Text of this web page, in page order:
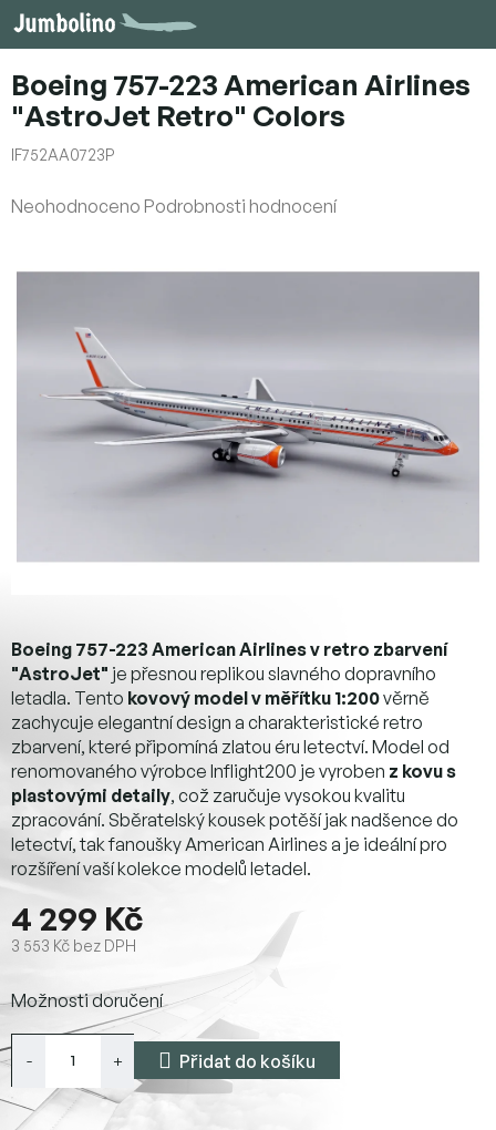
Přejít
na
Boeing 757-223 American Airlines
"AstroJet Retro" Colors
IF752AA0723P
Průměrné
je
hvězdiček.
Neohodnoceno Podrobnosti hodnocení
4 299 Kč
3 553 Kč bez DPH
cena:
Možnosti doručení
Přidat do košíku
Boeing 757-223 American Airlines v retro zbarvení
"AstroJet" je přesnou replikou slavného dopravního
letadla. Tento kovový model v měřítku 1:200věrně
zachycuje elegantní design a charakteristické retro
zbarvení, které připomíná zlatou éru letectví. Model od
renomovaného výrobce Inflight200 je vyroben z kovu s
plastovými detaily, což zaručuje vysokou kvalitu
zpracování. Sběratelský kousek potěší jak nadšence do
letectví, tak fanoušky American Airlines a je ideální pro
rozšíření vaší kolekce modelů letadel.